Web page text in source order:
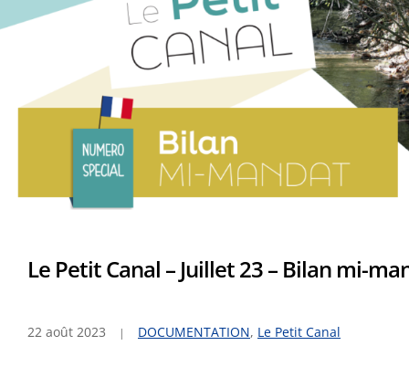
Le Petit Canal – Juillet 23 – Bilan mi-
22 août 2023 DOCUMENTATION, Le Petit Canal